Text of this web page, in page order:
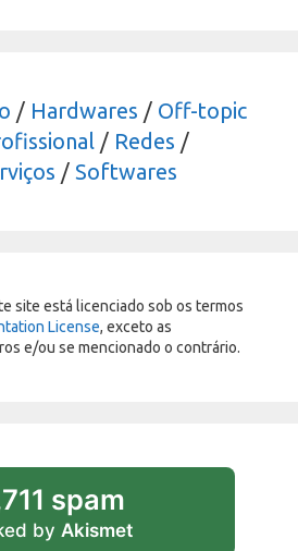
/ Hardwares / Off-topic
/ Redes /
/ Softwares
site está licenciado sob os termos
License, exceto as
e/ou se mencionado o contrário.
spam
by Akismet